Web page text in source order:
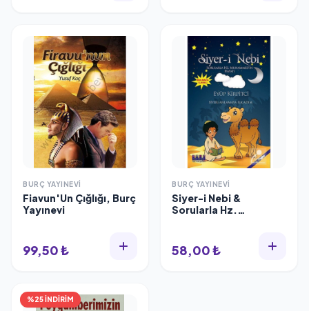
BURÇ YAYINEVI
Fiavun'Un Çığlığı, Burç
Yayınevi
99,50 ₺
BURÇ YAYINEVI
Siyer-i Nebi &
Sorularla Hz.
58,00 ₺
%25 İNDİRİM